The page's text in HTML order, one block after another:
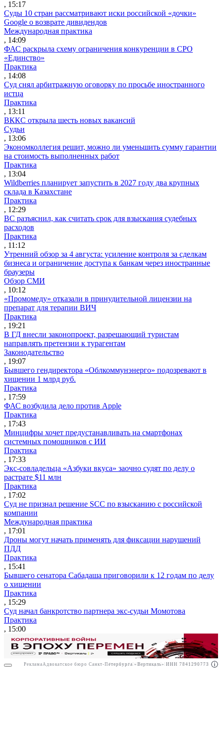
Реклама АО"Право.ру" ИНН: 7708095468
, 15:17
Суды 10 стран рассматривают иски российской «дочки»
Google о возврате дивидендов
Международная практика
, 14:09
ФАС раскрыла схему ограничения конкуренции в СРО
«Единство»
Практика
, 14:08
Суд снял арбитражную оговорку по просьбе иностранного
истца
Практика
, 13:11
ВККС открыла шесть новых вакансий
Судьи
, 13:06
Экономколлегия решит, можно ли уменьшить сумму гарантии
на стоимость выполненных работ
Практика
, 13:04
Wildberries планирует запустить в 2027 году два крупных
склада в Казахстане
Практика
, 12:29
ВС разъяснил, как считать срок для взыскания судебных
расходов
Практика
, 11:12
Утренний обзор за 4 августа: усиление контроля за сделкам
бизнеса и ограничение доступа к банкам через иностранные
браузеры
Обзор СМИ
, 10:12
«Промомеду» отказали в принудительной лицензии на
препарат для терапии ВИЧ
Практика
, 19:21
В ГД внесли законопроект, разрешающий туристам
направлять претензии к турагентам
Законодательство
, 19:07
Бывшего гендиректора «Облкоммунэнерго» подозревают в
хищении 1 млрд руб.
Практика
, 17:59
ФАС возбудила дело против Apple
Практика
, 17:43
Минцифры хочет предустанавливать на смартфонах
системных помощников с ИИ
Практика
, 17:33
Экс-совладельца «Азбуки вкуса» заочно судят по делу о
растрате $11 млн
Практика
, 17:02
Суд не признал решение SCC по взысканию с российской
компании
Международная практика
, 17:01
Дроны могут начать применять для фиксации нарушений
ПДД
Практика
, 15:41
Бывшего сенатора Сабадаша приговорили к 12 годам по делу
о хищении
Практика
, 15:29
Суд начал банкротство партнера экс-судьи Момотова
Практика
, 15:00
Реклама Адвокатское бюро Санкт-Петербурга «Вертикаль» ИНН 7841290773